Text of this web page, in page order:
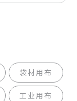
袋材用布
工业用布